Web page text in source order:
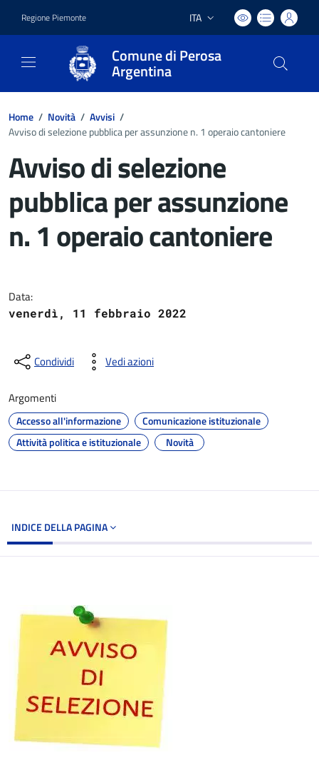
Regione Piemonte Lingua attiva:
ITA
Comune di Perosa
Argentina
Home / Novità / Avvisi /
Avviso di selezione pubblica per assunzione n. 1 operaio cantoniere
Avviso di selezione
pubblica per assunzione
n. 1 operaio cantoniere
Data:
venerdì, 11 febbraio 2022
Condividi Vedi azioni
Argomenti
Accesso all'informazione
Comunicazione istituzionale
Attività politica e istituzionale
Novità
INDICE DELLA PAGINA